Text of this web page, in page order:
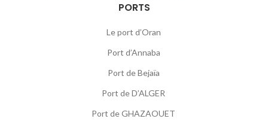
PORTS
Le port d’Oran
Port d’Annaba
Port de Bejaïa
Port de D’ALGER
Port de GHAZAOUET